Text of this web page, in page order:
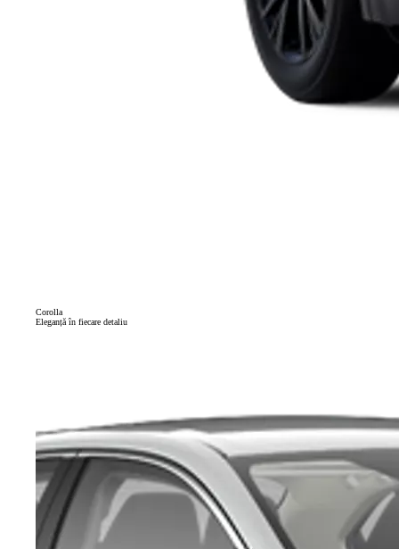
Corolla
Eleganță în fiecare detaliu